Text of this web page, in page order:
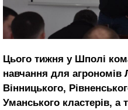
Цього тижня у Шполі
навчання для агрономів
Вінницького,
Уманського кластерів, а